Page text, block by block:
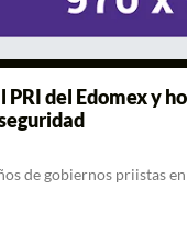
PRI del Edomex y
de gobiernos priistas